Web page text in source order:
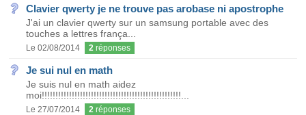
Clavier qwerty je ne trouve pas arobase ni apostrophe
J'ai un clavier qwerty sur un samsung portable avec des
touches a lettres frança...
Le 02/08/2014 2 réponses
Je sui nul en math
Je suis nul en math aidez
moi!!!!!!!!!!!!!!!!!!!!!!!!!!!!!!!!!!!!!!!!!!!!!!!!!!!...
Le 27/07/2014 2 réponses